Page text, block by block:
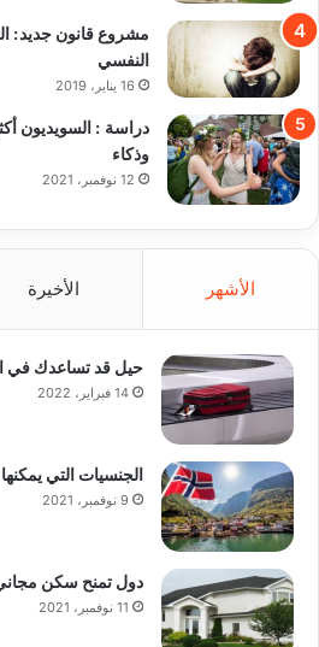
النفسي
16 يناير، 2019
دراسة : السويديون
وذكاء
12 نوفمبر، 2021
الأشهر الأخيرة
حيل قد تساعدك في
14 فبراير، 2022
الجنسيات التي
9 نوفمبر، 2021
دول تمنح سكن
11 نوفمبر، 2021